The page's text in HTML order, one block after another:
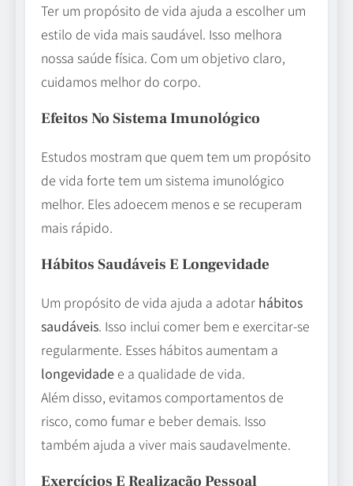
Ter um propósito de vida ajuda a escolher um
estilo de vida mais saudável. Isso melhora
nossa saúde física. Com um objetivo claro,
cuidamos melhor do corpo.
Efeitos No Sistema Imunológico
Estudos mostram que quem tem um propósito
de vida forte tem um sistema imunológico
melhor. Eles adoecem menos e se recuperam
mais rápido.
Hábitos Saudáveis E Longevidade
Um propósito de vida ajuda a adotar hábitos
saudáveis. Isso inclui comer bem e exercitar-se
regularmente. Esses hábitos aumentam a
longevidade e a qualidade de vida.
Além disso, evitamos comportamentos de
risco, como fumar e beber demais. Isso
também ajuda a viver mais saudavelmente.
Exercícios E Realização Pessoal